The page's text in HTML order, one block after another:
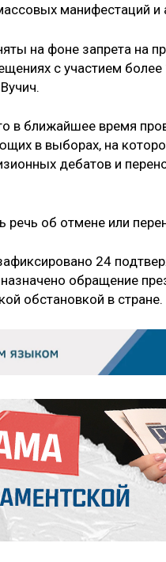
манифестаций
на фоне запрета на
с участием
в ближайшее время
в выборах, на
дебатов и
речь об отмене или
24
обращение
обстановкой в стране.